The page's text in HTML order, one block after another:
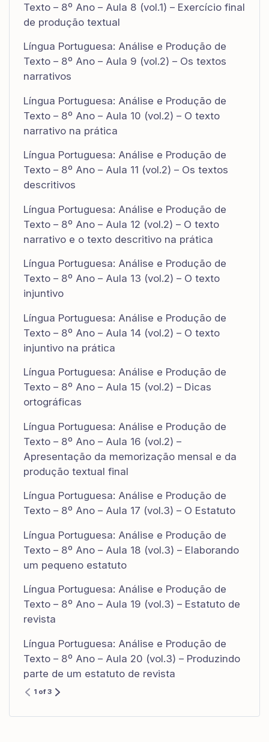
Texto – 8º Ano – Aula 8 (vol.1) – Exercício final
de produção textual
Língua Portuguesa: Análise e Produção de
Texto – 8º Ano – Aula 9 (vol.2) – Os textos
narrativos
Língua Portuguesa: Análise e Produção de
Texto – 8º Ano – Aula 10 (vol.2) – O texto
narrativo na prática
Língua Portuguesa: Análise e Produção de
Texto – 8º Ano – Aula 11 (vol.2) – Os textos
descritivos
Língua Portuguesa: Análise e Produção de
Texto – 8º Ano – Aula 12 (vol.2) – O texto
narrativo e o texto descritivo na prática
Língua Portuguesa: Análise e Produção de
Texto – 8º Ano – Aula 13 (vol.2) – O texto
injuntivo
Língua Portuguesa: Análise e Produção de
Texto – 8º Ano – Aula 14 (vol.2) – O texto
injuntivo na prática
Língua Portuguesa: Análise e Produção de
Texto – 8º Ano – Aula 15 (vol.2) – Dicas
ortográficas
Língua Portuguesa: Análise e Produção de
Texto – 8º Ano – Aula 16 (vol.2) –
Apresentação da memorização mensal e da
produção textual final
Língua Portuguesa: Análise e Produção de
Texto – 8º Ano – Aula 17 (vol.3) – O Estatuto
Língua Portuguesa: Análise e Produção de
Texto – 8º Ano – Aula 18 (vol.3) – Elaborando
um pequeno estatuto
Língua Portuguesa: Análise e Produção de
Texto – 8º Ano – Aula 19 (vol.3) – Estatuto de
revista
Língua Portuguesa: Análise e Produção de
Texto – 8º Ano – Aula 20 (vol.3) – Produzindo
parte de um estatuto de revista
1 of 3